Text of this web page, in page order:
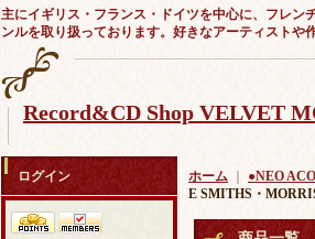
主にイギリス・フランス・ドイツを中心に、フレン
ンルを取り扱っております。好きなアーティストや
Record&CD Shop VELVET
ログイン ホーム ●NEO
E SMITHS・